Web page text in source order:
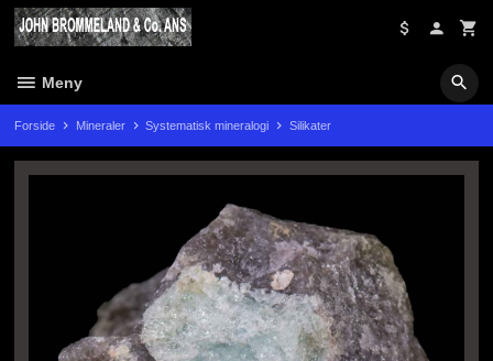
Gå
Meny
Forside Mineraler Systematisk mineralogi Silikater